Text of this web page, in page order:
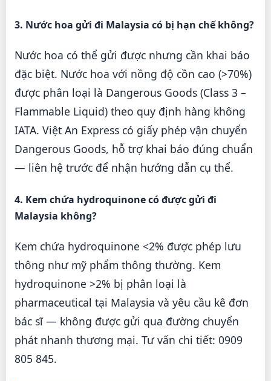
3. Nước hoa gửi đi Malaysia có bị hạn chế không?
Nước hoa có thể gửi được nhưng cần khai báo
đặc biệt. Nước hoa với nồng độ cồn cao (>70%)
được phân loại là Dangerous Goods (Class 3 –
Flammable Liquid) theo quy định hàng không
IATA. Việt An Express có giấy phép vận chuyển
Dangerous Goods, hỗ trợ khai báo đúng chuẩn
— liên hệ trước để nhận hướng dẫn cụ thể.
4. Kem chứa hydroquinone có được gửi đi
Malaysia không?
Kem chứa hydroquinone <2% được phép lưu
thông như mỹ phẩm thông thường. Kem
hydroquinone >2% bị phân loại là
pharmaceutical tại Malaysia và yêu cầu kê đơn
bác sĩ — không được gửi qua đường chuyển
phát nhanh thương mại. Tư vấn chi tiết: 0909
805 845.